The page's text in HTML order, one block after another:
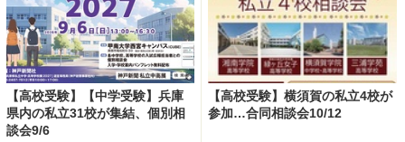
【高校受験】【中学受験】兵庫
県内の私立31校が集結、個別相
談会9/6
【高校受験】横須賀の私立4校が
参加…合同相談会10/12